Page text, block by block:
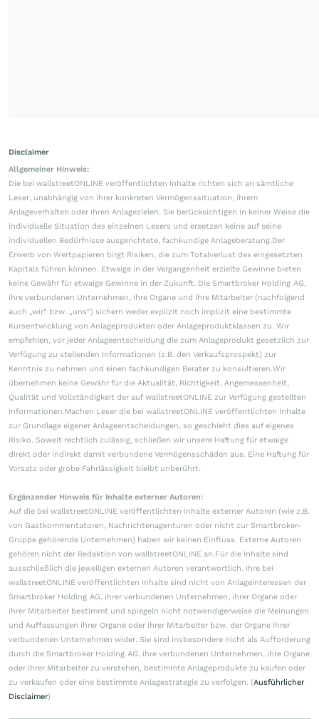
Disclaimer
Allgemeiner Hinweis:
Die bei wallstreetONLINE veröffentlichten Inhalte richten sich an sämtliche
Leser, unabhängig von ihrer konkreten Vermögenssituation, ihrem
Anlageverhalten oder ihren Anlagezielen. Sie berücksichtigen in keiner Weise die
individuelle Situation des einzelnen Lesers und ersetzen keine auf seine
individuellen Bedürfnisse ausgerichtete, fachkundige Anlageberatung.Der
Erwerb von Wertpapieren birgt Risiken, die zum Totalverlust des eingesetzten
Kapitals führen können. Etwaige in der Vergangenheit erzielte Gewinne bieten
keine Gewähr für etwaige Gewinne in der Zukunft. Die Smartbroker Holding AG,
ihre verbundenen Unternehmen, ihre Organe und ihre Mitarbeiter (nachfolgend
auch „wir“ bzw. „uns“) sichern weder explizit noch implizit eine bestimmte
Kursentwicklung von Anlageprodukten oder Anlageproduktklassen zu. Wir
empfehlen, vor jeder Anlageentscheidung die zum Anlageprodukt gesetzlich zur
Verfügung zu stellenden Informationen (z.B. den Verkaufsprospekt) zur
Kenntnis zu nehmen und einen fachkundigen Berater zu konsultieren.Wir
übernehmen keine Gewähr für die Aktualität, Richtigkeit, Angemessenheit,
Qualität und Vollständigkeit der auf wallstreetONLINE zur Verfügung gestellten
Informationen.Machen Leser die bei wallstreetONLINE veröffentlichten Inhalte
zur Grundlage eigener Anlageentscheidungen, so geschieht dies auf eigenes
Risiko. Soweit rechtlich zulässig, schließen wir unsere Haftung für etwaige
direkt oder indirekt damit verbundene Vermögensschäden aus. Eine Haftung für
Vorsatz oder grobe Fahrlässigkeit bleibt unberührt.
Ergänzender Hinweis für Inhalte externer Autoren:
Auf die bei wallstreetONLINE veröffentlichten Inhalte externer Autoren (wie z.B.
von Gastkommentatoren, Nachrichtenagenturen oder nicht zur Smartbroker-
Gruppe gehörende Unternehmen) haben wir keinen Einfluss. Externe Autoren
gehören nicht der Redaktion von wallstreetONLINE an.Für die Inhalte sind
ausschließlich die jeweiligen externen Autoren verantwortlich. Ihre bei
wallstreetONLINE veröffentlichten Inhalte sind nicht von Anlageinteressen der
Smartbroker Holding AG, ihrer verbundenen Unternehmen, ihrer Organe oder
ihrer Mitarbeiter bestimmt und spiegeln nicht notwendigerweise die Meinungen
und Auffassungen ihrer Organe oder ihrer Mitarbeiter bzw. der Organe ihrer
verbundenen Unternehmen wider. Sie sind insbesondere nicht als Aufforderung
durch die Smartbroker Holding AG, ihre verbundenen Unternehmen, ihre Organe
oder ihrer Mitarbeiter zu verstehen, bestimmte Anlageprodukte zu kaufen oder
zu verkaufen oder eine bestimmte Anlagestrategie zu verfolgen. (Ausführlicher
Disclaimer)